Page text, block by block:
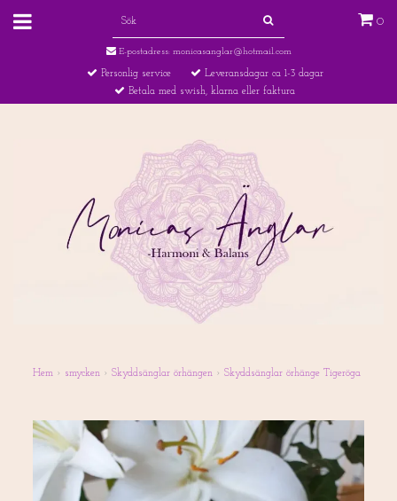
0
E-postadress: monicasanglar@hotmail.com
Personlig service
Leveransdagar ca 1-3 dagar
Betala med swish, klarna eller faktura
Hem › smycken › Skyddsänglar örhängen › Skyddsänglar örhänge Tigeröga